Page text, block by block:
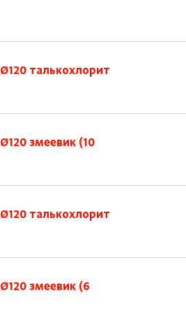
талькохлорит
змеевик (10
талькохлорит
змеевик (6